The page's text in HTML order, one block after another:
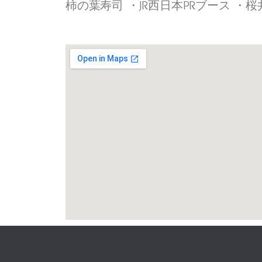
柿の葉寿司 ・JR西日本PRブース ・桜